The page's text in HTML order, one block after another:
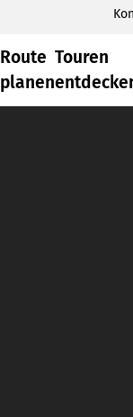
Route
planen
Touren